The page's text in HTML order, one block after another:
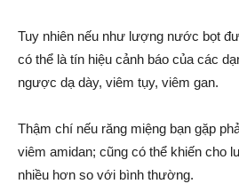
Tuy nhiên nếu như lượng nước bọt
có thể là tín hiệu cảnh báo của các
ngược dạ dày, viêm tụy, viêm gan.
Thậm chí nếu răng miệng bạn gặp
viêm amidan; cũng có thể khiến cho
nhiều hơn so với bình thường.